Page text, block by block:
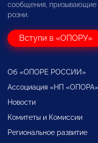
сообщения, призывающие
розни.
Вступи в «ОПОРУ»
Об «ОПОРЕ РОССИИ»
Ассоциация «НП «ОПОРА»
Новости
Комитеты и Комиссии
Региональное развитие